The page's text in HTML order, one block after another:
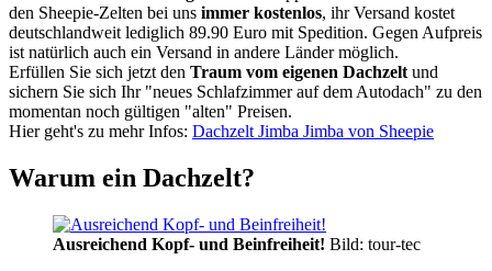
den Sheepie-Zelten bei uns immer kostenlos, ihr Versand kostet
deutschlandweit lediglich 89.90 Euro mit Spedition. Gegen Aufpreis
ist natürlich auch ein Versand in andere Länder möglich.
Erfüllen Sie sich jetzt den Traum vom eigenen Dachzelt und
sichern Sie sich Ihr "neues Schlafzimmer auf dem Autodach" zu den
momentan noch gültigen "alten" Preisen.
Hier geht's zu mehr Infos: Dachzelt Jimba Jimba von Sheepie
Warum ein Dachzelt?
Ausreichend Kopf- und Beinfreiheit! Bild: tour-tec